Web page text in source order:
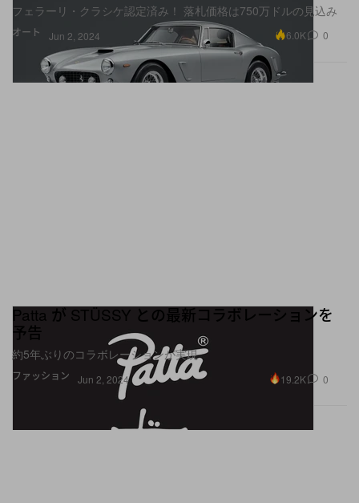
オート
フェラーリ・クラシケ認定済み！ 落札価格は750万ドルの見込み
Jun 2, 2024 6.0K 0
ファッション
Patta が STÜSSY との最新コラボレーションを
予告
約5年ぶりのコラボレーションが実現
Jun 2, 2024 19.2K 0